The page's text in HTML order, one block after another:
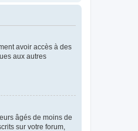
avoir accès à des
aux autres
âgés de moins de
sur votre forum,